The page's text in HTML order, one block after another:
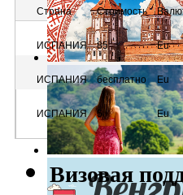
Страна Стоимость
ИСПАНИЯ 85 Eu
ИСПАНИЯ бесплатно Eu
ИСПАНИЯ 5 Eu
Bизовая